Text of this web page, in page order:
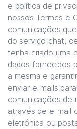
e política de
nossos Termos e
comunicações
do serviço chat,
tenha criado uma
dados fornecidos
a mesma e
enviar e-mails
comunicações de
através de e-mail
eletrónica ou